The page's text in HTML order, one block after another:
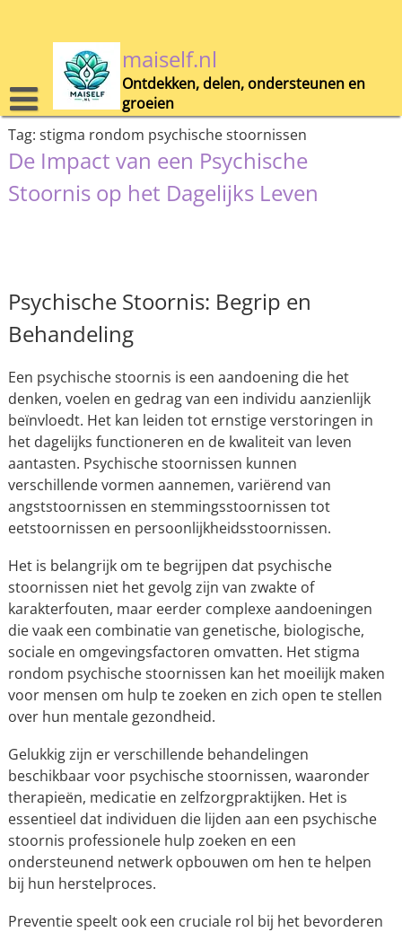
maiself.nl
Ontdekken, delen, ondersteunen en
groeien
Tag: stigma rondom psychische stoornissen
De Impact van een Psychische
Stoornis op het Dagelijks Leven
Psychische Stoornis: Begrip en
Behandeling
Een psychische stoornis is een aandoening die het
denken, voelen en gedrag van een individu aanzienlijk
beïnvloedt. Het kan leiden tot ernstige verstoringen in
het dagelijks functioneren en de kwaliteit van leven
aantasten. Psychische stoornissen kunnen
verschillende vormen aannemen, variërend van
angststoornissen en stemmingsstoornissen tot
eetstoornissen en persoonlijkheidsstoornissen.
Het is belangrijk om te begrijpen dat psychische
stoornissen niet het gevolg zijn van zwakte of
karakterfouten, maar eerder complexe aandoeningen
die vaak een combinatie van genetische, biologische,
sociale en omgevingsfactoren omvatten. Het stigma
rondom psychische stoornissen kan het moeilijk maken
voor mensen om hulp te zoeken en zich open te stellen
over hun mentale gezondheid.
Gelukkig zijn er verschillende behandelingen
beschikbaar voor psychische stoornissen, waaronder
therapieën, medicatie en zelfzorgpraktijken. Het is
essentieel dat individuen die lijden aan een psychische
stoornis professionele hulp zoeken en een
ondersteunend netwerk opbouwen om hen te helpen
bij hun herstelproces.
Preventie speelt ook een cruciale rol bij het bevorderen